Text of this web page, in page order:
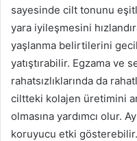
sayesinde cilt tonunu
yara iyileşmesini
yaşlanma belirtilerini
yatıştırabilir. Egzama ve
rahatsızlıklarında da
ciltteki kolajen üretimini
olmasına yardımcı olur.
koruyucu etki